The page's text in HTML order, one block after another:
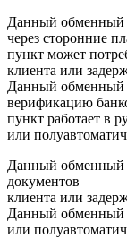
Данный обменный
через сторонние
пункт может
клиента или
Данный обменный
верификацию
пункт работает в
или
Данный обменный
документов
клиента или
Данный обменный
или